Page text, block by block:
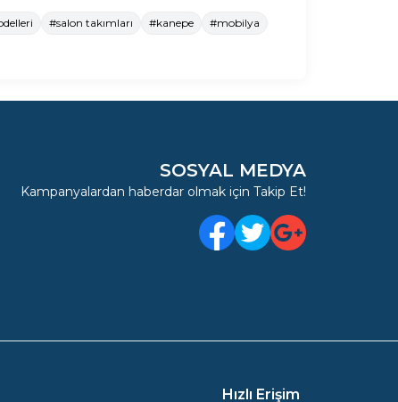
#salon takımları #kanepe
#mobilya
SOSYAL MEDYA
Kampanyalardan haberdar olmak için Takip Et!
Facebook
TwitterGoogle Plus
Hızlı Erişim